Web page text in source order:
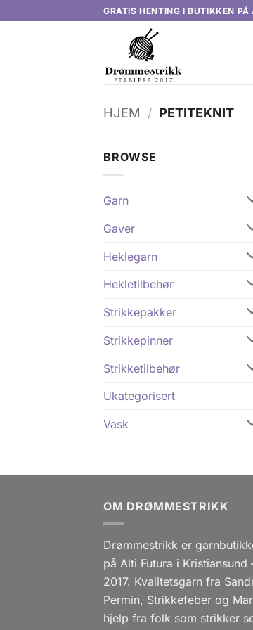
GRATIS HENTING I BUTIKKEN PÅ
HJEM / PETITEKNIT
BROWSE
Garn
Gaver
Heklegarn
Hekletilbehør
Strikkepakker
Strikkepinner
Strikketilbehør
Ukategorisert
Vask
OM DRØMMESTRIKK
Drømmestrikk er
på Alti Futura i
2017. Kvalitetsgarn fra
Permin, Strikkefeber og
hjelp fra folk som strikker